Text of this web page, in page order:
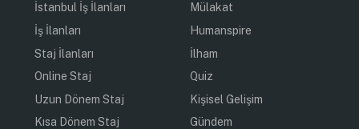
İstanbul İş İlanları
İş İlanları
Staj İlanları
Online Staj
Uzun Dönem Staj
Kısa Dönem Staj
Mülakat
Humanspire
İlham
Quiz
Kişisel Gelişim
Gündem